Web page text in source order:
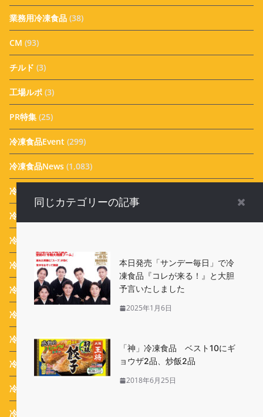
業務用冷凍食品 (38)
CM (93)
チルド (3)
工場ルポ (3)
PR特集 (25)
冷凍食品Event (299)
冷凍食品News (1,083)
冷凍食品ごはん
冷凍食品の歴史
冷凍食品新商品
冷凍食品活用レシピ (17)
冷凍食品調理のコツ (4)
冷凍食品お弁当
冷凍食品業界ニュース(116)
冷凍食品 Campaign(387)
冷凍生活アドバイザー 西川剛史のオススメ
冷凍生活アドバイザー 西川式ホームフリージング
同じカテゴリーの記事
本日発売「サンデー毎日」で冷
凍食品『コレが来る！』と大胆
予言いたしました
2025年1月6日
「神」冷凍食品 ベスト10にギ
ョウザ2品、炒飯2品
2018年6月25日